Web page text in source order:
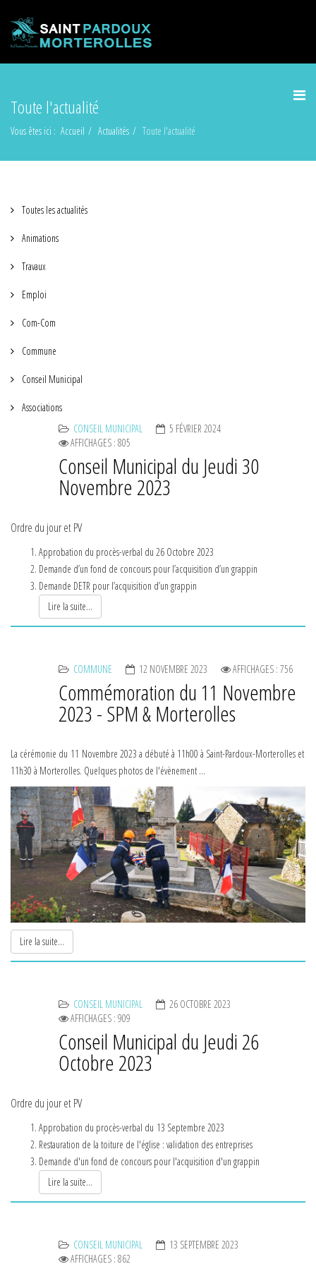
Toute l'actualité
Vous êtes ici : Accueil Actualités Toute l'actualité
Toutes les actualités
Animations
Travaux
Emploi
Com-Com
Commune
Conseil Municipal
Associations
CONSEIL MUNICIPAL
5 FÉVRIER 2024
AFFICHAGES : 805
Conseil Municipal du Jeudi 30
Novembre 2023
Ordre du jour et PV
Approbation du procès-verbal du 26 Octobre 2023
Demande d’un fond de concours pour l’acquisition d’un grappin
Demande DETR pour l’acquisition d’un grappin
Lire la suite...
COMMUNE 12 NOVEMBRE 2023 AFFICHAGES : 756
Commémoration du 11 Novembre
2023 - SPM & Morterolles
La cérémonie du 11 Novembre 2023 a débuté à 11h00 à Saint-Pardoux-Morterolles et
11h30 à Morterolles. Quelques photos de l'évènement ...
Lire la suite...
CONSEIL MUNICIPAL
26 OCTOBRE 2023
AFFICHAGES : 909
Conseil Municipal du Jeudi 26
Octobre 2023
Ordre du jour et PV
Approbation du procès-verbal du 13 Septembre 2023
Restauration de la toiture de l'église : validation des entreprises
Demande d'un fond de concours pour l'acquisition d'un grappin
Lire la suite...
CONSEIL MUNICIPAL
13 SEPTEMBRE 2023
AFFICHAGES : 862